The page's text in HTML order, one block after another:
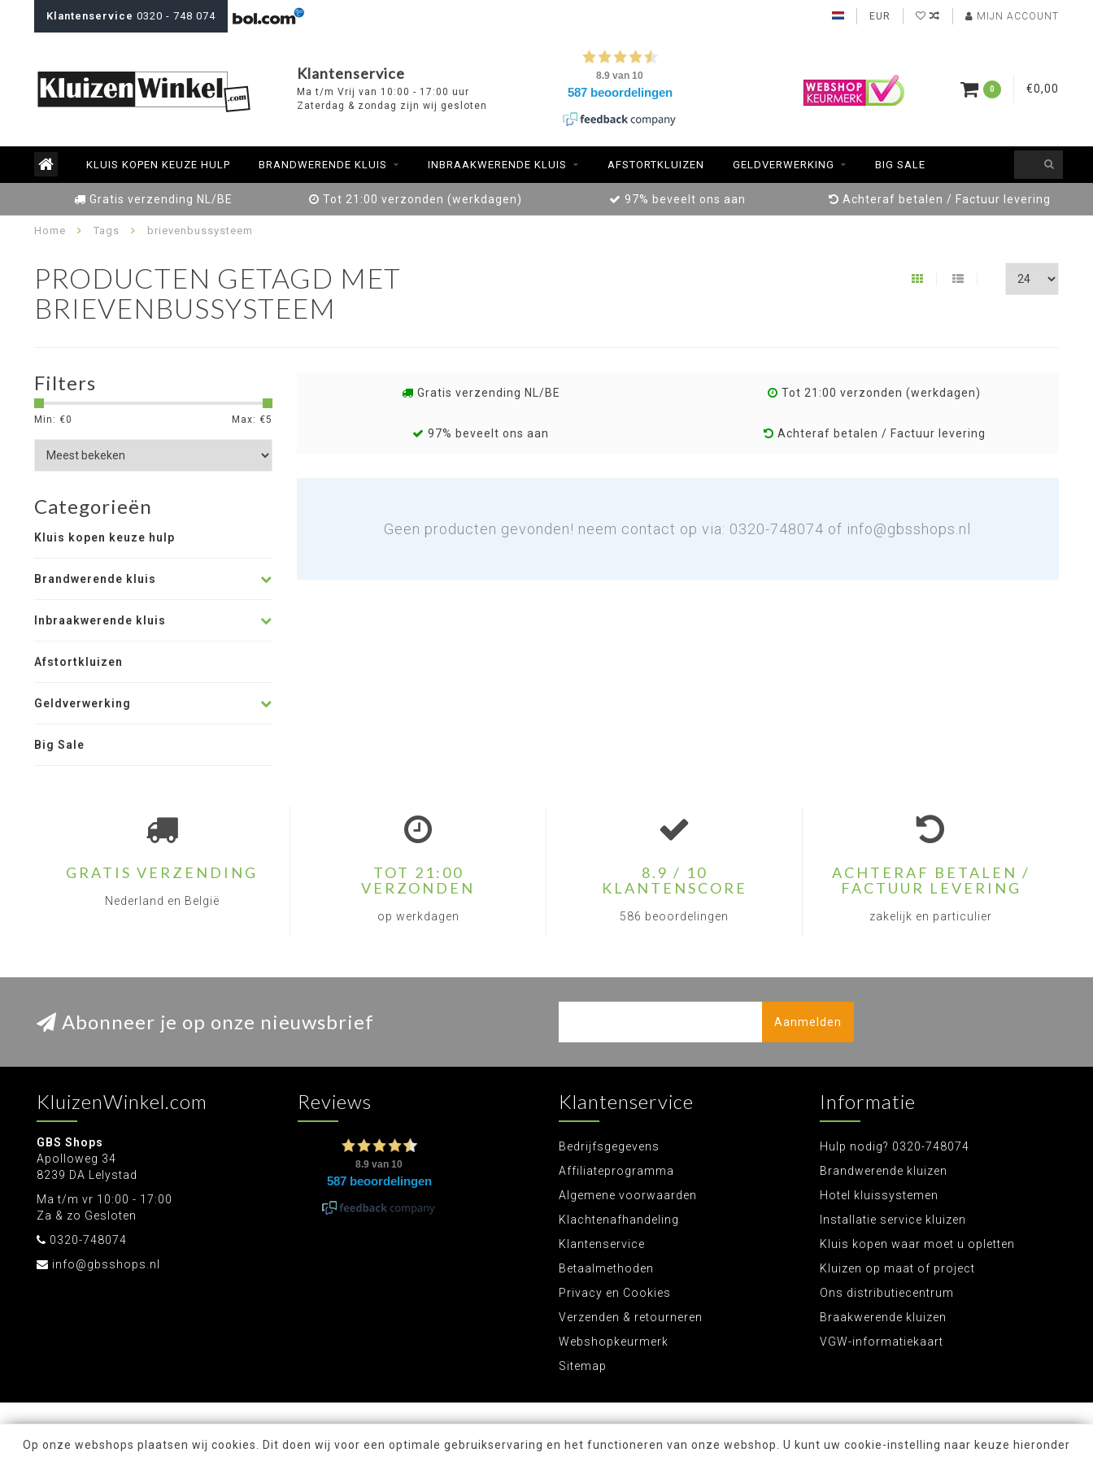
Klantenservice 0320 - 748 074 EUR MIJN ACCOUNT
Klantenservice
Ma t/m Vrij van 10:00 - 17:00 uur
Zaterdag & zondag zijn wij gesloten
0 €0,00
KLUIS KOPEN KEUZE HULP BRANDWERENDE KLUIS INBRAAKWERENDE KLUIS AFSTORTKLUIZEN GELDVERWERKING BIG SALE
Gratis verzending NL/BE Tot 21:00 verzonden (werkdagen) 97% beveelt ons aan Achteraf betalen / Factuur levering
Home Tags brievenbussysteem
PRODUCTEN GETAGD MET
BRIEVENBUSSYSTEEM
Filters
Min: €0 Max: €5
Categorieën
Kluis kopen keuze hulp
Brandwerende kluis
Inbraakwerende kluis
Afstortkluizen
Geldverwerking
Big Sale
Gratis verzending NL/BE Tot 21:00 verzonden (werkdagen)
97% beveelt ons aan Achteraf betalen / Factuur levering
Geen producten gevonden! neem contact op via: 0320-748074 of info@gbsshops.nl
GRATIS VERZENDING
Nederland en België
TOT 21:00
VERZONDEN
op werkdagen
8.9 / 10
KLANTENSCORE
586 beoordelingen
ACHTERAF BETALEN /
FACTUUR LEVERING
zakelijk en particulier
Abonneer je op onze nieuwsbrief Aanmelden
KluizenWinkel.com
GBS Shops
Apolloweg 34
8239 DA Lelystad
Ma t/m vr 10:00 - 17:00
Za & zo Gesloten
0320-748074
info@gbsshops.nl
Reviews Klantenservice
Bedrijfsgegevens
Affiliateprogramma
Algemene voorwaarden
Klachtenafhandeling
Klantenservice
Betaalmethoden
Privacy en Cookies
Verzenden & retourneren
Webshopkeurmerk
Sitemap
Informatie
Hulp nodig? 0320-748074
Brandwerende kluizen
Hotel kluissystemen
Installatie service kluizen
Kluis kopen waar moet u opletten
Kluizen op maat of project
Ons distributiecentrum
Braakwerende kluizen
VGW-informatiekaart
Op onze webshops plaatsen wij cookies. Dit doen wij voor een optimale gebruikservaring en het functioneren van onze webshop. U kunt uw cookie-instelling naar keuze hieronder